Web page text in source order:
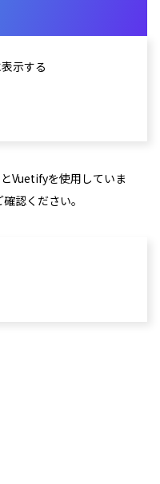
示する
Vuetifyを使用していま
認ください。